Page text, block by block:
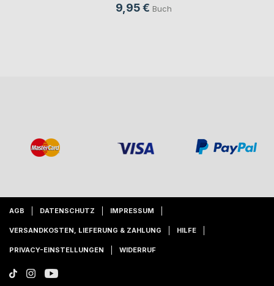
9,95 € Buch
AGB DATENSCHUTZ IMPRESSUM
VERSANDKOSTEN, LIEFERUNG & ZAHLUNG HILFE
PRIVACY-EINSTELLUNGEN WIDERRUF